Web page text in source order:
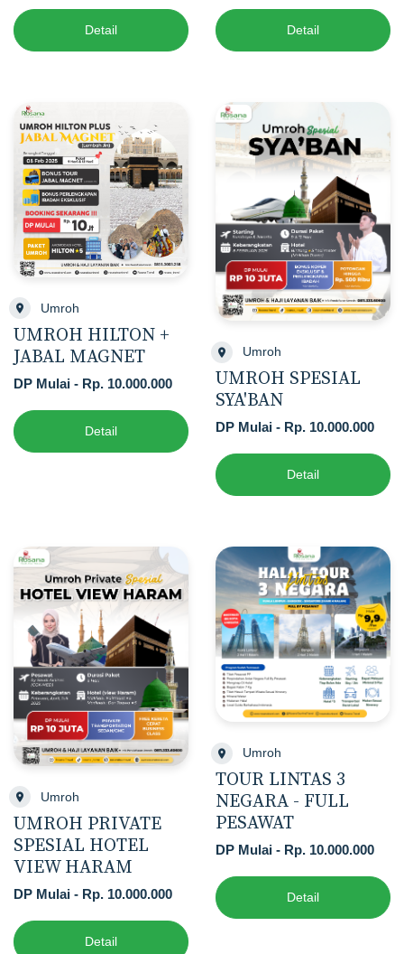
Detail Detail
Umroh
UMROH HILTON +
JABAL MAGNET
DP Mulai - Rp. 10.000.000
Detail
Umroh
UMROH SPESIAL
SYA'BAN
DP Mulai - Rp. 10.000.000
Detail
Umroh
UMROH PRIVATE
SPESIAL HOTEL
VIEW HARAM
DP Mulai - Rp. 10.000.000
Detail
Umroh
TOUR LINTAS 3
NEGARA - FULL
PESAWAT
DP Mulai - Rp. 10.000.000
Detail